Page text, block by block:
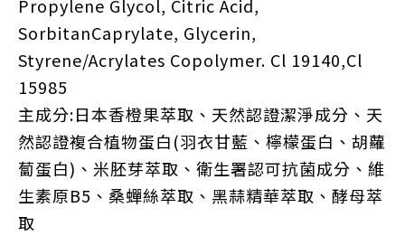
Propylene Glycol, Citric Acid,
SorbitanCaprylate, Glycerin,
Styrene/Acrylates Copolymer. Cl 19140,Cl
15985
主成分:日本香橙果萃取、天然認證潔淨成分、天
然認證複合植物蛋白(羽衣甘藍、檸檬蛋白、胡蘿
蔔蛋白)、米胚芽萃取、衛生署認可抗菌成分、維
生素原B5、桑蟬絲萃取、黑蒜精華萃取、酵母萃
取